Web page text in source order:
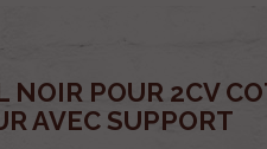
NOIR POUR 2CV
AVEC SUPPORT